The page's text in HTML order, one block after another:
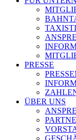
PRESSE
ÜBER UNS